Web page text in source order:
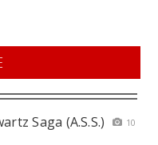
Saga (A.S.S.)
10